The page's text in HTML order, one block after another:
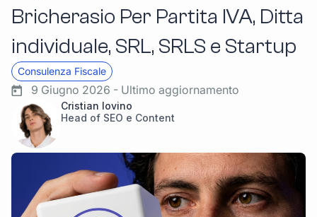
Bricherasio Per Partita IVA, Ditta
individuale, SRL, SRLS e Startup
Consulenza Fiscale
9 Giugno 2026 - Ultimo aggiornamento
Cristian Iovino
Head of SEO e Content